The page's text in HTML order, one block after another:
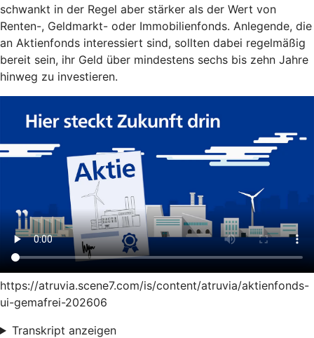
schwankt in der Regel aber stärker als der Wert von
Renten-, Geldmarkt- oder Immobilienfonds. Anlegende, die
an Aktienfonds interessiert sind, sollten dabei regelmäßig
bereit sein, ihr Geld über mindestens sechs bis zehn Jahre
hinweg zu investieren.
https://atruvia.scene7.com/is/content/atruvia/aktienfonds-
ui-gemafrei-202606
Transkript anzeigen